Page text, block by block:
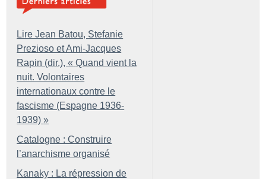
Lire Jean Batou, Stefanie
Prezioso et Ami-Jacques
Rapin (dir.), « Quand vient la
nuit. Volontaires
internationaux contre le
fascisme (Espagne 1936-
1939) »
Catalogne : Construire
l’anarchisme organisé
Kanaky : La répression de